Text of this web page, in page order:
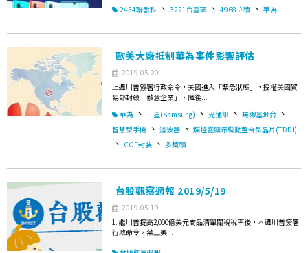
2454聯發科 、 3221台嘉碩 、 4968立積 、 華為
歐美大廠抵制華為事件影響評估
2019-05-20
上週川普簽署行政命令，美國進入「緊急狀態」，授權美國貿
易部封殺「敵意企業」，隨後...
華為 、 三星(Samsung) 、 光通訊 、 無線基地台 、
智慧型手機 、 濾波器 、 觸控暨顯示驅動整合型晶片(TDDI)
、 COF封裝 、 多鏡頭
台股觀察週報 2019/5/19
2019-05-19
1. 繼川普提高2,000億美元商品清單關稅稅率後，本週川普簽署
行政命令，禁止美...